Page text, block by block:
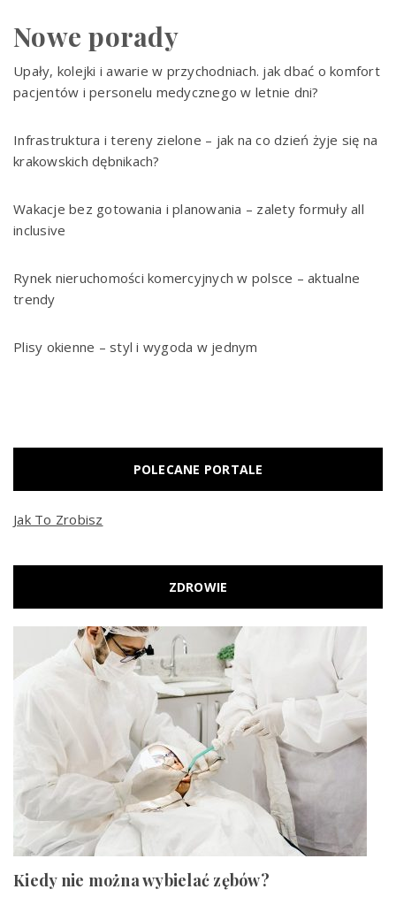
Nowe porady
Upały, kolejki i awarie w przychodniach. jak dbać o komfort
pacjentów i personelu medycznego w letnie dni?
Infrastruktura i tereny zielone – jak na co dzień żyje się na
krakowskich dębnikach?
Wakacje bez gotowania i planowania – zalety formuły all
inclusive
Rynek nieruchomości komercyjnych w polsce – aktualne
trendy
Plisy okienne – styl i wygoda w jednym
POLECANE PORTALE
Jak To Zrobisz
ZDROWIE
Kiedy nie można wybielać zębów?